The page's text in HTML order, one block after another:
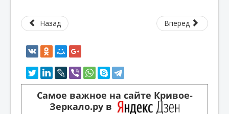
Назад Вперед
Самое важное на сайте Кривое-
Зеркало.ру в